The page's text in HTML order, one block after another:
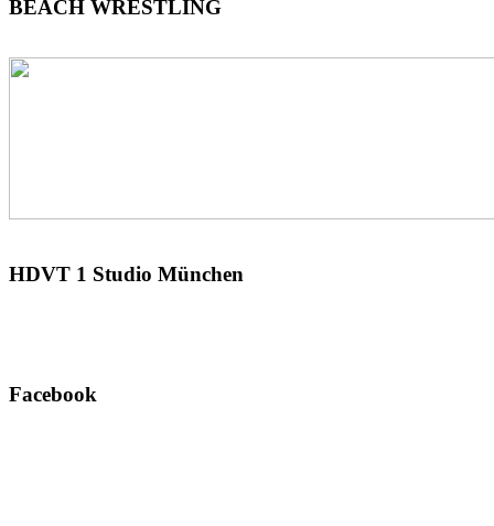
BEACH WRESTLING
HDVT 1 Studio München
Facebook